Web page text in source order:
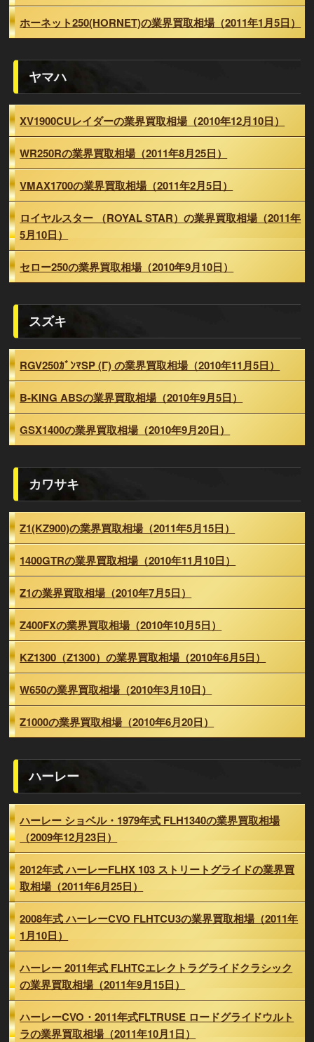
ホーネット250(HORNET)の業界買取相場（2011年1月5日）
ヤマハ
XV1900CUレイダーの業界買取相場（2010年12月10日）
WR250Rの業界買取相場（2011年8月25日）
VMAX1700の業界買取相場（2011年2月5日）
ロイヤルスター （ROYAL STAR）の業界買取相場（2011年
5月10日）
セロー250の業界買取相場（2010年9月10日）
スズキ
RGV250ｶﾞﾝﾏSP (Γ) の業界買取相場（2010年11月5日）
B-KING ABSの業界買取相場（2010年9月5日）
GSX1400の業界買取相場（2010年9月20日）
カワサキ
Z1(KZ900)の業界買取相場（2011年5月15日）
1400GTRの業界買取相場（2010年11月10日）
Z1の業界買取相場（2010年7月5日）
Z400FXの業界買取相場（2010年10月5日）
KZ1300（Z1300）の業界買取相場（2010年6月5日）
W650の業界買取相場（2010年3月10日）
Z1000の業界買取相場（2010年6月20日）
ハーレー
ハーレー ショベル・1979年式 FLH1340の業界買取相場
（2009年12月23日）
2012年式 ハーレーFLHX 103 ストリートグライドの業界買
取相場（2011年6月25日）
2008年式 ハーレーCVO FLHTCU3の業界買取相場（2011年
1月10日）
ハーレー 2011年式 FLHTCエレクトラグライドクラシック
の業界買取相場（2011年9月15日）
ハーレーCVO・2011年式FLTRUSE ロードグライドウルト
ラの業界買取相場（2011年10月1日）